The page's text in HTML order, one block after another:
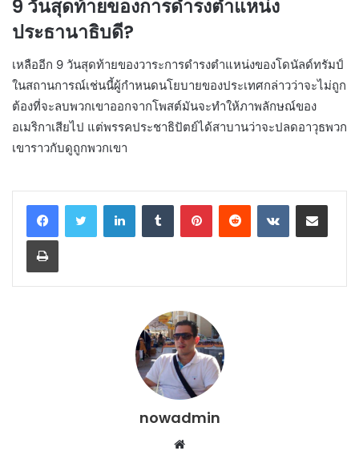
9 วันสุดท้ายของการดำรงตำแหน่ง
ประธานาธิบดี?
เหลืออีก 9 วันสุดท้ายของวาระการดำรงตำแหน่งของโดนัลด์ทรัมป์
ในสถานการณ์เช่นนี้ผู้กำหนดนโยบายของประเทศกล่าวว่าจะไม่ถูก
ต้องที่จะลบพวกเขาออกจากโพสต์มันจะทำให้ภาพลักษณ์ของ
อเมริกาเสียไป แต่พรรคประชาธิปัตย์ได้สาบานว่าจะปลดอาวุธพวก
เขาราวกับดูถูกพวกเขา
LinkedInTumblr PinterestReddit VKontakteShare via Email
Print
nowadmin
Website